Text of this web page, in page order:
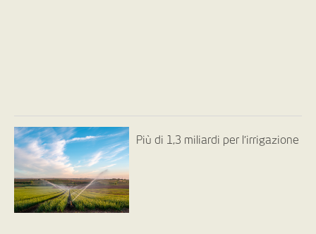
Più di 1,3 miliardi per l’irrigazione